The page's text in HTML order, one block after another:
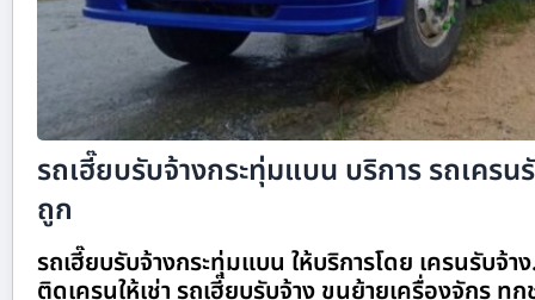
รถเฮี๊ยบรับจ้างกระทุ่มแบน บริการ รถเครน
ถูก
รถเฮี๊ยบรับจ้างกระทุ่มแบน ให้บริการโดย เครนรับจ้
ติดเครนให้เช่า รถเฮี๊ยบรับจ้าง ขนย้ายเครื่องจักร ทุ